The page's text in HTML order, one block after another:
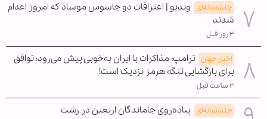
چندرسانه‌ای ویدیو | اعترافات دو جاسوس موساد که امروز اعدام
شدند
۳ روز قبل
اخبار جهان ترامپ: مذاکرات با ایران به‌خوبی پیش می‌رود؛ توافق
برای بازگشایی تنگه هرمز نزدیک است!
۳ ساعت قبل
چندرسانه‌ای پیاده‌روی جاماندگان اربعین در رشت